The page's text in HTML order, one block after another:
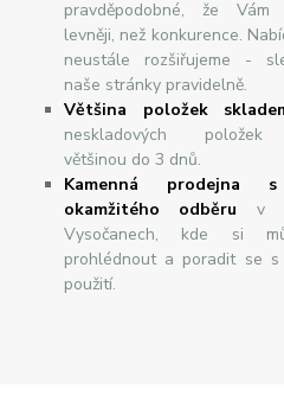
pravděpodobné, že
levněji, než konkurence.
neustále rozšiřujeme -
naše stránky pravidelně.
Většina položek
neskladových položek
většinou do 3 dnů.
Kamenná prodejna
okamžitého odběru v
Vysočanech, kde si
prohlédnout a poradit se
použití.